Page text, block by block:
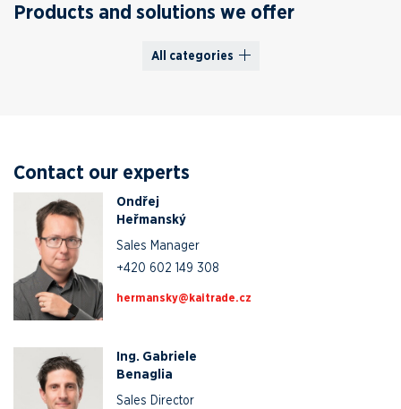
Products and solutions we offer
All categories
Contact our experts
Ondřej
Heřmanský
Sales Manager
+420 602 149 308
zc.edartiak@yksnamreh
Ing. Gabriele
Benaglia
Sales Director